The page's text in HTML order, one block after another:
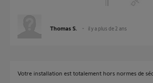
Thomas S. il y a plus de 2 ans
Votre installation est totalement hors normes de